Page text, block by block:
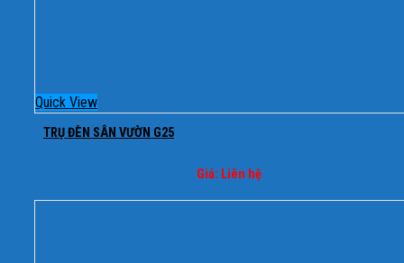
Quick View
TRỤ ĐÈN SÂN VƯỜN G25
Giá: Liên hệ